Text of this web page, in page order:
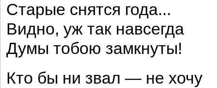
Старые снятся года...
Видно, уж так навсегда
Думы тобою замкнуты!
Кто бы ни звал — не хочу